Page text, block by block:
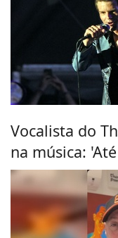
Vocalista do
na música: